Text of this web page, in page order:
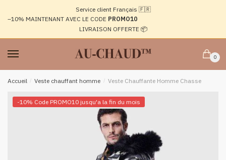
navigation
Service client Français 🇫🇷
–10% MAINTENANT AVEC LE CODE PROMO10
LIVRAISON OFFERTE 📦
0
Accueil / Veste chauffant homme / Veste Chauffante Homme Chasse
-10% Code PROMO10 jusqu'a la fin du mois